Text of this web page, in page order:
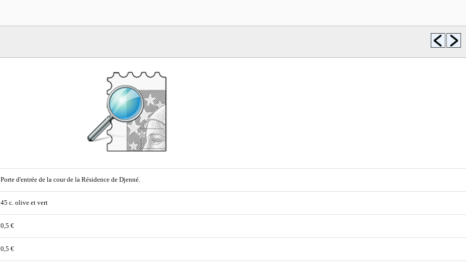
Porte d'entrée de la cour de la Résidence de Djenné.
45 c. olive et vert
0,5 €
0,5 €